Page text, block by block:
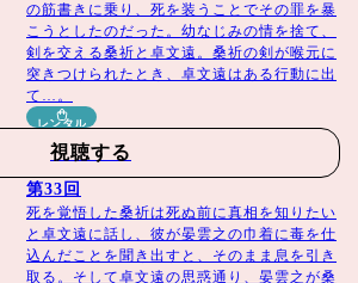
、イケメンだらけの最高学府で紅一点
ーパーヒロインをキュートに好演！
り広げるクールな教師役には、数々の
感を放つシュー・カイチョン。 コミ
ンから甘いロマンスまで、2人の息の
世界に中国ドラマファンを引き込むこ
ラマティックな恋模様に彩りを加え
の筋書きに乗り、死を装うことでその罪を暴
こうとしたのだった。幼なじみの情を捨て、
剣を交える桑祈と卓文遠。桑祈の剣が喉元に
突きつけられたとき、卓文遠はある行動に出
て…。
レンタル
視聴する
第33回
死を覚悟した桑祈は死ぬ前に真相を知りたい
と卓文遠に話し、彼が晏雲之の巾着に毒を仕
込んだことを聞き出すと、そのまま息を引き
取る。そして卓文遠の思惑通り、晏雲之が桑